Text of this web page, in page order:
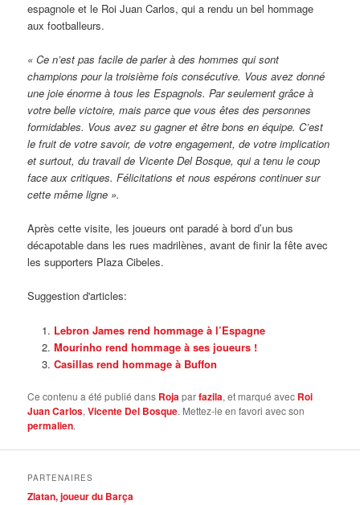
espagnole et le Roi Juan Carlos, qui a rendu un bel hommage
aux footballeurs.
« Ce n’est pas facile de parler à des hommes qui sont
champions pour la troisième fois consécutive. Vous avez donné
une joie énorme à tous les Espagnols. Par seulement grâce à
votre belle victoire, mais parce que vous êtes des personnes
formidables. Vous avez su gagner et être bons en équipe. C’est
le fruit de votre savoir, de votre engagement, de votre implication
et surtout, du travail de Vicente Del Bosque, qui a tenu le coup
face aux critiques. Félicitations et nous espérons continuer sur
cette même ligne ».
Après cette visite, les joueurs ont paradé à bord d’un bus
décapotable dans les rues madrilènes, avant de finir la fête avec
les supporters Plaza Cibeles.
Suggestion d'articles:
Lebron James rend hommage à l’Espagne
Mourinho rend hommage à ses joueurs !
Casillas rend hommage à Buffon
Ce contenu a été publié dans Rojaparfazila, et marqué avec Roi
Juan Carlos,Vicente Del Bosque. Mettez-le en favori avec son
permalien.
PARTENAIRES
Zlatan, joueur du Barça